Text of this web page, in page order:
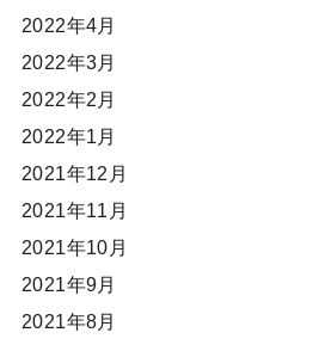
2022年4月
2022年3月
2022年2月
2022年1月
2021年12月
2021年11月
2021年10月
2021年9月
2021年8月